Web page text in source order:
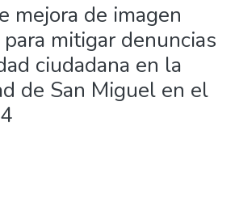
mejora de imagen
mitigar denuncias
ciudadana en la
de San Miguel en el